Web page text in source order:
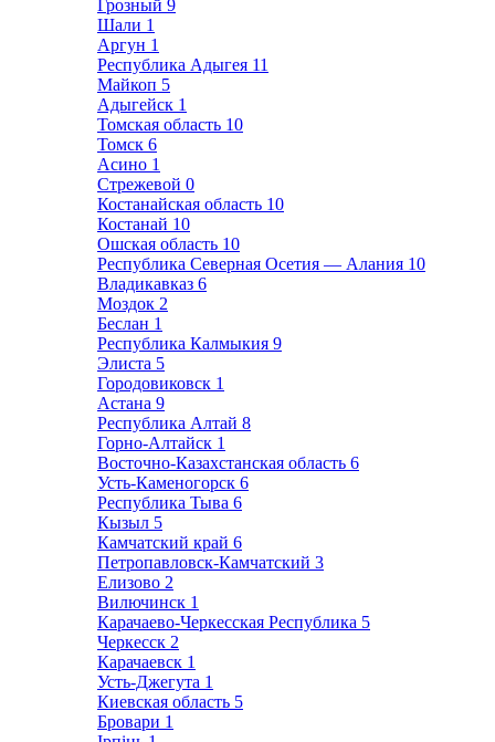
Грозный 9
Шали 1
Аргун 1
Республика Адыгея 11
Майкоп 5
Адыгейск 1
Томская область 10
Томск 6
Асино 1
Стрежевой 0
Костанайская область 10
Костанай 10
Ошская область 10
Республика Северная Осетия — Алания 10
Владикавказ 6
Моздок 2
Беслан 1
Республика Калмыкия 9
Элиста 5
Городовиковск 1
Астана 9
Республика Алтай 8
Горно-Алтайск 1
Восточно-Казахстанская область 6
Усть-Каменогорск 6
Республика Тыва 6
Кызыл 5
Камчатский край 6
Петропавловск-Камчатский 3
Елизово 2
Вилючинск 1
Карачаево-Черкесская Республика 5
Черкесск 2
Карачаевск 1
Усть-Джегута 1
Киевская область 5
Бровари 1